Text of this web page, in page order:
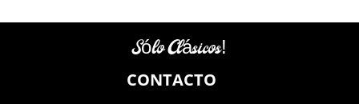
Sólo Clásicos!
CONTACTO